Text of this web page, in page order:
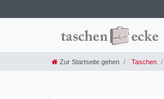
Zur Startseite gehen Taschen